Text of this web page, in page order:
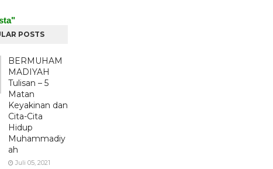
POSTS
BERMUHAM
MADIYAH
Tulisan – 5
Matan
Keyakinan dan
Cita-Cita
Hidup
Muhammadiy
ah
Juli 05, 2021